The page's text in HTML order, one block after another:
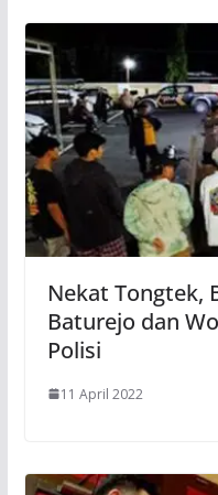
Nekat Tongtek,
Baturejo dan
Polisi
11 April 2022